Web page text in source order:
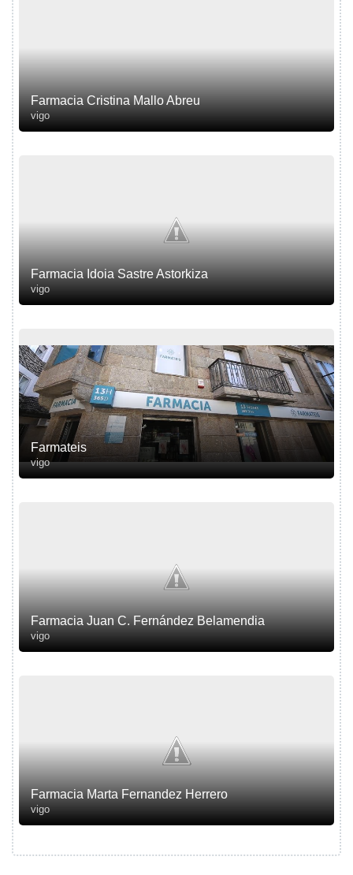
Farmacia Cristina Mallo Abreu
vigo
Farmacia Idoia Sastre Astorkiza
vigo
Farmateis
vigo
Farmacia Juan C. Fernández Belamendia
vigo
Farmacia Marta Fernandez Herrero
vigo